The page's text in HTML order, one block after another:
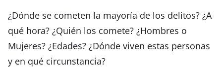
¿Dónde se cometen la mayoría de los delitos? ¿A
qué hora? ¿Quién los comete? ¿Hombres o
Mujeres? ¿Edades? ¿Dónde viven estas personas
y en qué circunstancia?